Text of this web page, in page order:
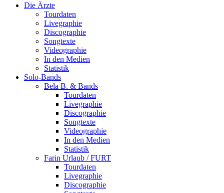
Die Ärzte
Tourdaten
Livegraphie
Discographie
Songtexte
Videographie
In den Medien
Statistik
Solo-Bands
Bela B. & Bands
Tourdaten
Livegraphie
Discographie
Songtexte
Videographie
In den Medien
Statistik
Farin Urlaub / FURT
Tourdaten
Livegraphie
Discographie